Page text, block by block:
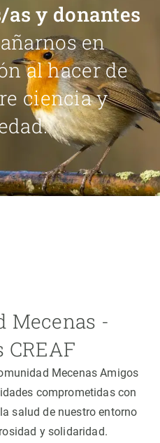
y donantes
en
al hacer de
ciencia y
Mecenas -
Mecenas Amigos
comprometidas con
salud de nuestro entorno
y solidaridad.